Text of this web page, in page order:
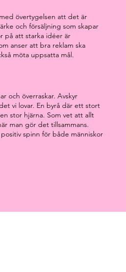
övertygelsen att det är
och försäljning som skapar
på att starka idéer är
anser att bra reklam ska
möta uppsatta mål.
och överraskar. Avskyr
vi lovar. En byrå där ett stort
stor hjärna. Som vet att allt
man gör det tillsammans.
spinn för både människor